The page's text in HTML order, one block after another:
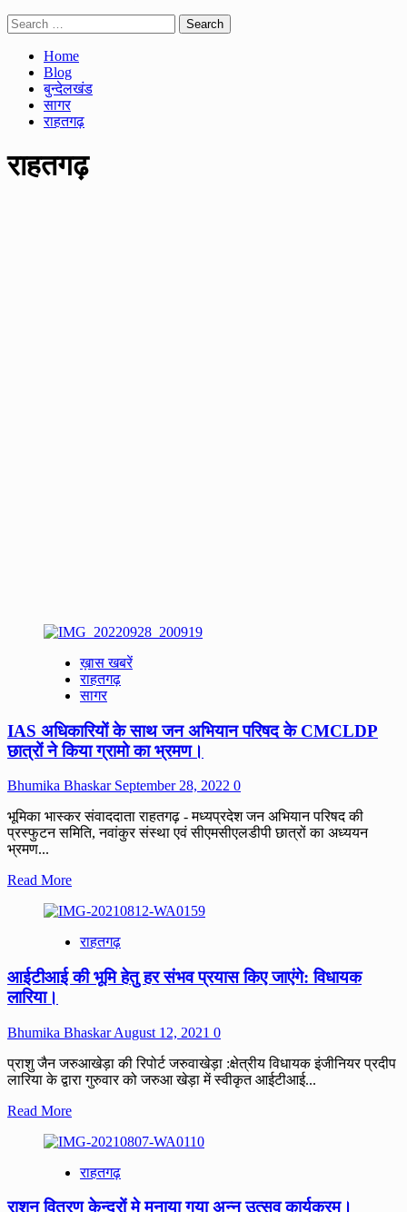
Search
for:
Home
Blog
बुन्देलखंड
सागर
राहतगढ़
राहतगढ़
ख़ास खबरें
राहतगढ़
सागर
IAS अधिकारियों के साथ जन अभियान परिषद के CMCLDP
छात्रों ने किया ग्रामो का भ्रमण।
Bhumika Bhaskar September 28, 2022 0
भूमिका भास्कर संवाददाता राहतगढ़ - मध्यप्रदेश जन अभियान परिषद की
प्रस्फुटन समिति, नवांकुर संस्था एवं सीएमसीएलडीपी छात्रों का अध्ययन
भ्रमण...
Read MoreRead
about
अधिकारियों
साथ
परिषद
के
CMCLDP
छात्रों
किया
का
राहतगढ़
आईटीआई की भूमि हेतु हर संभव प्रयास किए जाएंगे: विधायक
लारिया।
Bhumika BhaskarAugust 12, 2021 0
प्राशु जैन जरुआखेड़ा की रिपोर्ट जरुवाखेड़ा :क्षेत्रीय विधायक इंजीनियर प्रदीप
लारिया के द्वारा गुरुवार को जरुआ खेड़ा में स्वीकृत आईटीआई...
Read MoreRead
about
की
हेतु
राहतगढ़
राशन वितरण केन्द्रों मे मनाया गया अन्न उत्सव कार्यक्रम।